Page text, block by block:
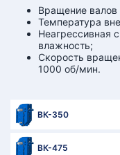
Вращение валов
Температура
Неагрессивная
влажность;
Скорость
1000 об/мин.
ВК-350
ВК-475